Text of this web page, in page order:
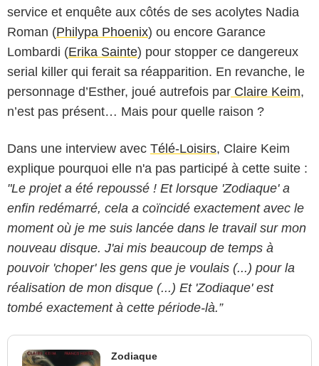
service et enquête aux côtés de ses acolytes Nadia
Roman (Philypa Phoenix) ou encore Garance
Lombardi (Erika Sainte) pour stopper ce dangereux
serial killer qui ferait sa réapparition. En revanche, le
personnage d’Esther, joué autrefois par Claire Keim,
n’est pas présent… Mais pour quelle raison ?
Dans une interview avec Télé-Loisirs, Claire Keim
explique pourquoi elle n'a pas participé à cette suite :
"Le projet a été repoussé ! Et lorsque 'Zodiaque' a
enfin redémarré, cela a coïncidé exactement avec le
moment où je me suis lancée dans le travail sur mon
nouveau disque. J'ai mis beaucoup de temps à
pouvoir 'choper' les gens que je voulais (...) pour la
réalisation de mon disque (...) Et 'Zodiaque' est
tombé exactement à cette période-là.”
Zodiaque